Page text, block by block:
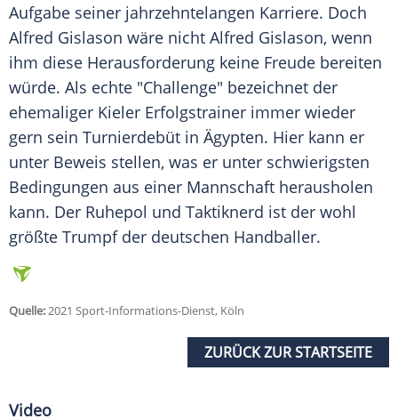
Aufgabe seiner jahrzehntelangen Karriere. Doch
Alfred Gislason wäre nicht Alfred Gislason, wenn
ihm diese Herausforderung keine Freude bereiten
würde. Als echte "Challenge" bezeichnet der
ehemaliger Kieler Erfolgstrainer immer wieder
gern sein Turnierdebüt in Ägypten. Hier kann er
unter Beweis stellen, was er unter schwierigsten
Bedingungen aus einer Mannschaft herausholen
kann. Der Ruhepol und Taktiknerd ist der wohl
größte Trumpf der deutschen Handballer.
Quelle:2021 Sport-Informations-Dienst, Köln
ZURÜCK ZUR STARTSEITE
Video